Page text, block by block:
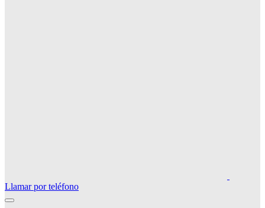
Llamar por teléfono